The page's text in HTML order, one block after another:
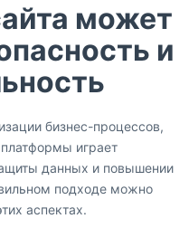
может
и
бизнес-процессов,
играет
данных и повышении
подходе можно
аспектах.